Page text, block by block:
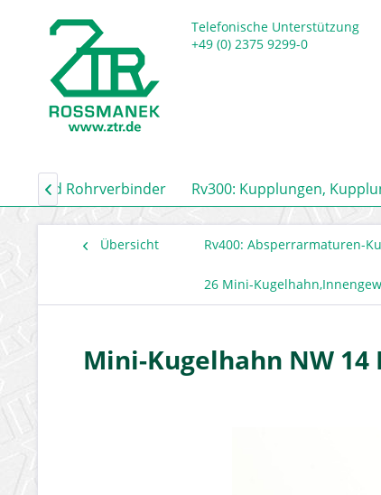
Telefonische Unterstützung
+49 (0) 2375 9299-0
und Rohrverbinder Rv300: Kupplungen,

Übersicht Rv400: Absperrarmaturen-
26 Mini-
Mini-Kugelhahn NW